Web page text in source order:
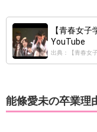
【青春女
YouTube
出典：【青春女
能條愛未の卒業理